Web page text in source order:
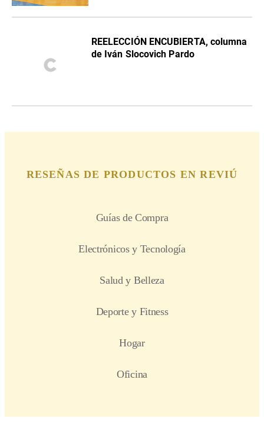
REELECCIÓN ENCUBIERTA, columna
de Iván Slocovich Pardo